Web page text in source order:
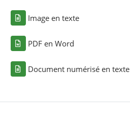
Image en texte
PDF en Word
Document numérisé en texte